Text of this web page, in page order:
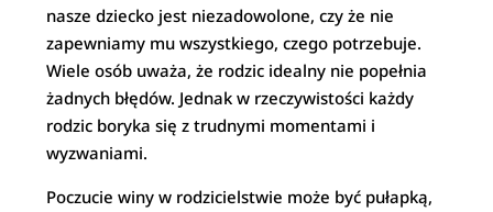
nasze dziecko jest niezadowolone, czy że nie
zapewniamy mu wszystkiego, czego potrzebuje.
Wiele osób uważa, że rodzic idealny nie popełnia
żadnych błędów. Jednak w rzeczywistości każdy
rodzic boryka się z trudnymi momentami i
wyzwaniami.
Poczucie winy w rodzicielstwie może być pułapką,